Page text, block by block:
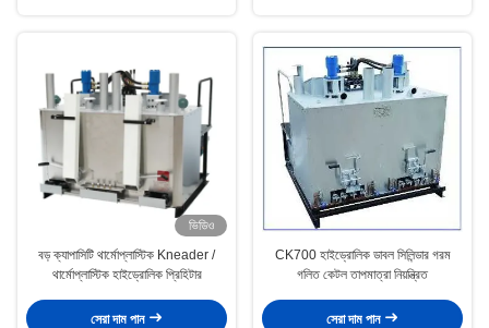
ভিডিও
বড় ক্যাপাসিটি থার্মোপ্লাস্টিক Kneader /
থার্মোপ্লাস্টিক হাইড্রোলিক প্রিহিটার
সেরা দাম পান
CK700 হাইড্রোলিক ডাবল সিলিন্ডার গরম
গলিত কেটল তাপমাত্রা নিয়ন্ত্রিত
সেরা দাম পান